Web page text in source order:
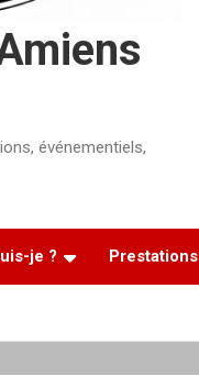
événementiels,
je ? Prestations